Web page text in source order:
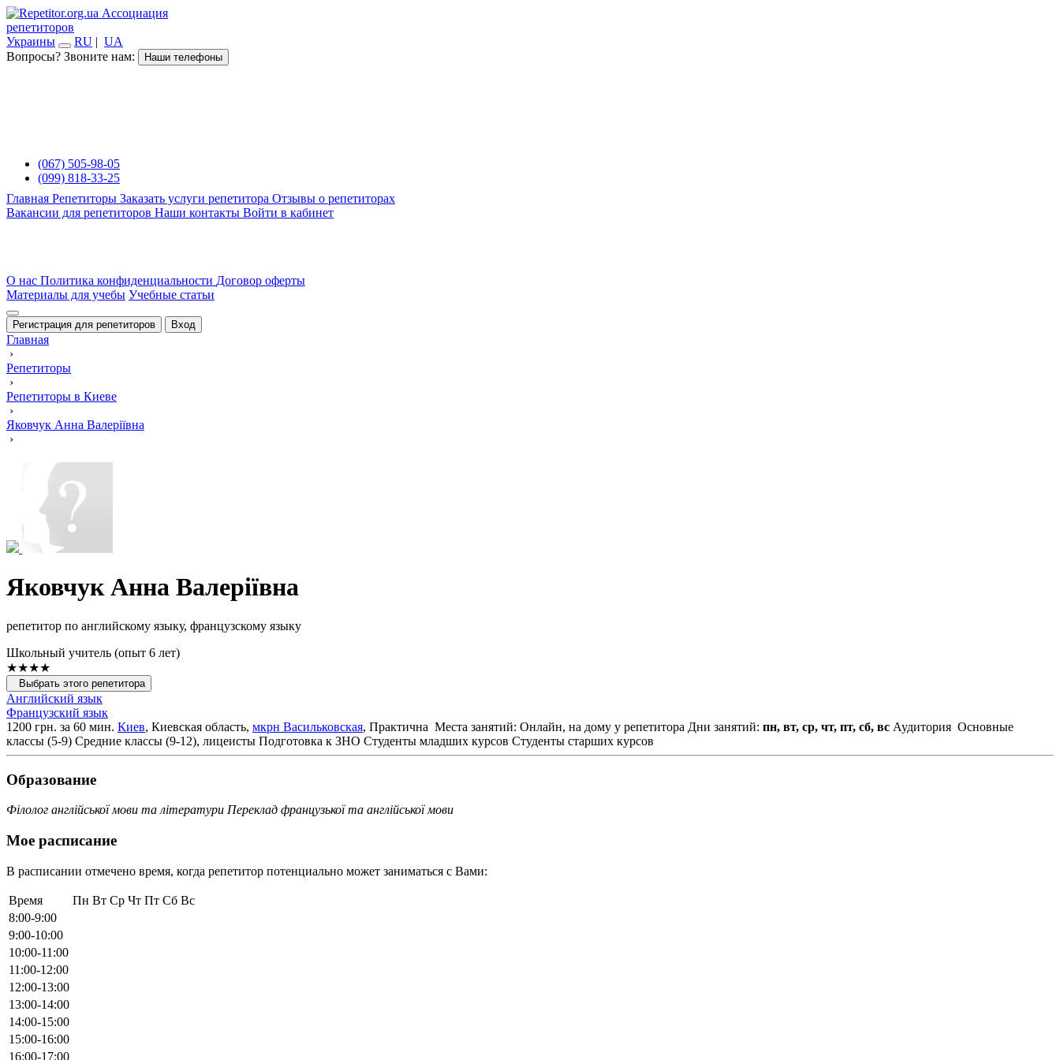
Ассоциация
репетиторов
Украины
RU | UA
Вопросы? Звоните нам:
Наши телефоны
(067) 505-98-05
(099) 818-33-25
Главная Репетиторы Заказать услуги репетитора Отзывы о репетиторах
Вакансии для репетиторов Наши контакты Войти в кабинет
О нас Политика конфиденциальности Договор оферты
Материалы для учебы Учебные статьи
Регистрация для репетиторов Вход
Главная
›
Репетиторы
›
Репетиторы в Киеве
›
Яковчук Анна Валеріївна
›
Яковчук Анна Валеріївна
репетитор по английскому языку, французскому языку
Школьный учитель (опыт 6 лет)
★★★★
Выбрать этого репетитора
Английский язык
Французский язык
1200 грн. за 60 мин. Киев, Киевская область, мкрн Васильковская, Практична Места занятий: Онлайн, на дому у репетитора Дни занятий: пн, вт, ср, чт, пт, сб, вс Аудитория Основные
классы (5-9) Средние классы (9-12), лицеисты Подготовка к ЗНО Студенты младших курсов Студенты старших курсов
Образование
Філолог англійської мови та літератури Переклад французької та англійської мови
Мое расписание
В расписании отмечено время, когда репетитор потенциально может заниматься с Вами:
Время Пн Вт Ср Чт Пт Сб Вс
8:00-9:00
9:00-10:00
10:00-11:00
11:00-12:00
12:00-13:00
13:00-14:00
14:00-15:00
15:00-16:00
16:00-17:00